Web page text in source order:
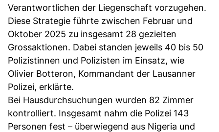
Verantwortlichen der Liegenschaft vorzugehen.
Diese Strategie führte zwischen Februar und
Oktober 2025 zu insgesamt 28 gezielten
Grossaktionen. Dabei standen jeweils 40 bis 50
Polizistinnen und Polizisten im Einsatz, wie
Olivier Botteron, Kommandant der Lausanner
Polizei, erklärte.
Bei Hausdurchsuchungen wurden 82 Zimmer
kontrolliert. Insgesamt nahm die Polizei 143
Personen fest – überwiegend aus Nigeria und